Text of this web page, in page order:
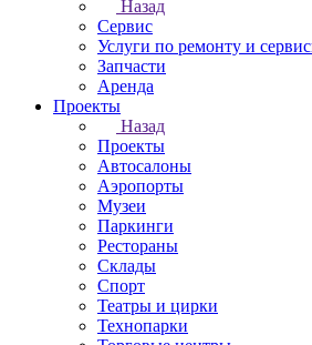
Назад
Сервис
Услуги по ремонту и
Запчасти
Аренда
Проекты
Назад
Проекты
Автосалоны
Аэропорты
Музеи
Паркинги
Рестораны
Склады
Спорт
Театры и цирки
Технопарки